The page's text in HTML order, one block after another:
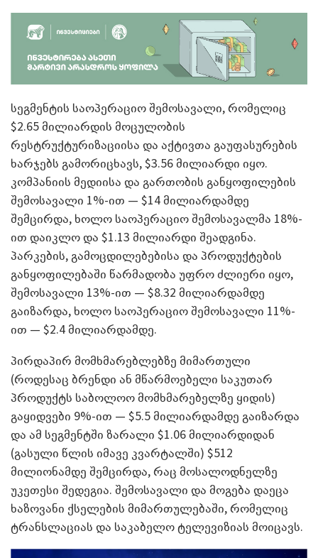
სეგმენტის საოპერაციო შემოსავალი, რომელიც
$2.65 მილიარდის მოცულობის
რესტრუქტურიზაციისა და აქტივთა გაუფასურების
ხარჯებს გამორიცხავს, $3.56 მილიარდი იყო.
კომპანიის მედიისა და გართობის განყოფილების
შემოსავალი 1%-ით — $14 მილიარდამდე
შემცირდა, ხოლო საოპერაციო შემოსავალმა 18%-
ით დაიკლო და $1.13 მილიარდი შეადგინა.
პარკების, გამოცდილებებისა და პროდუქტების
განყოფილებაში წარმადობა უფრო ძლიერი იყო,
შემოსავალი 13%-ით — $8.32 მილიარდამდე
გაიზარდა, ხოლო საოპერაციო შემოსავალი 11%-
ით — $2.4 მილიარდამდე.
პირდაპირ მომხმარებლებზე მიმართული
(როდესაც ბრენდი ან მწარმოებელი საკუთარ
პროდუქტს საბოლოო მომხმარებელზე ყიდის)
გაყიდვები 9%-ით — $5.5 მილიარდამდე გაიზარდა
და ამ სეგმენტში ზარალი $1.06 მილიარდიდან
(გასული წლის იმავე კვარტალში) $512
მილიონამდე შემცირდა, რაც მოსალოდნელზე
უკეთესი შედეგია. შემოსავალი და მოგება დაეცა
ხაზოვანი ქსელების მიმართულებაში, რომელიც
ტრანსლაციას და საკაბელო ტელევიზიას მოიცავს.